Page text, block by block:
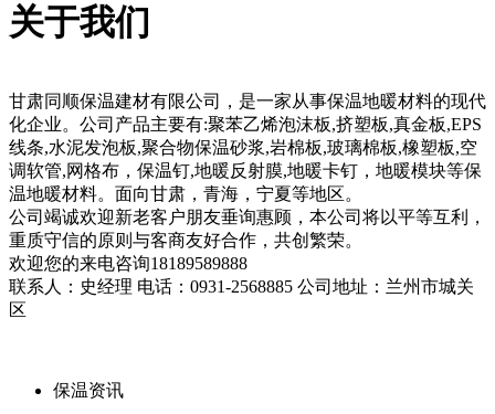
关于我们
甘肃同顺保温建材有限公司，是一家从事保温地暖材料的现代
化企业。公司产品主要有:聚苯乙烯泡沫板,挤塑板,真金板,EPS
线条,水泥发泡板,聚合物保温砂浆,岩棉板,玻璃棉板,橡塑板,空
调软管,网格布，保温钉,地暖反射膜,地暖卡钉，地暖模块等保
温地暖材料。面向甘肃，青海，宁夏等地区。
公司竭诚欢迎新老客户朋友垂询惠顾，本公司将以平等互利，
重质守信的原则与客商友好合作，共创繁荣。
欢迎您的来电咨询18189589888
联系人：史经理 电话：0931-2568885 公司地址：兰州市城关
区
保温资讯